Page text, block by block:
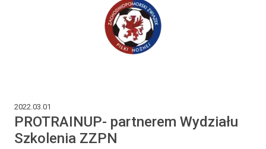
2022.03.01
PROTRAINUP- partnerem Wydziału
Szkolenia ZZPN